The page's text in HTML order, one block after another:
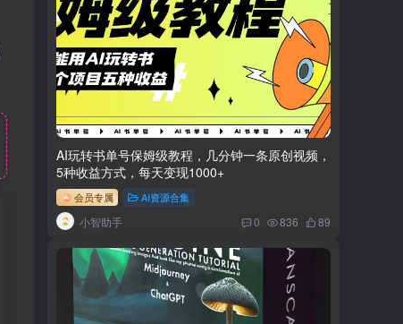
AI玩转书单号保姆级教程，几分钟一条原创视频，
5种收益方式，每天变现1000+
会员专属 AI资源合集
小智助手 0 836 89